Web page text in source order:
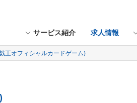
サービス紹介 求人情報
王オフィシャルカードゲーム)